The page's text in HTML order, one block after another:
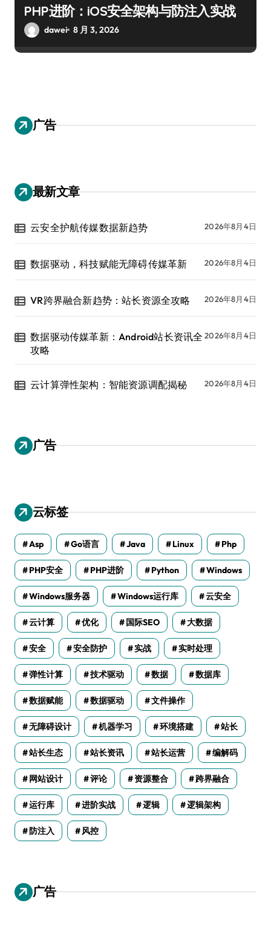
PHP进阶：iOS安全架构与防注入实战
dawei 8 月 3, 2026
广告
最新文章
云安全护航传媒数据新趋势 2026年8月4日
数据驱动，科技赋能无障碍传媒革新 2026年8月4日
VR跨界融合新趋势：站长资源全攻略 2026年8月4日
数据驱动传媒革新：Android站长资讯全
攻略
2026年8月4日
云计算弹性架构：智能资源调配揭秘 2026年8月4日
广告
云标签
Asp Go语言 Java Linux Php
PHP安全 PHP进阶 Python Windows
Windows服务器 Windows运行库 云安全
云计算 优化 国际SEO 大数据
安全 安全防护 实战 实时处理
弹性计算 技术驱动 数据 数据库
数据赋能 数据驱动 文件操作
无障碍设计 机器学习 环境搭建 站长
站长生态 站长资讯 站长运营 编解码
网站设计 评论 资源整合 跨界融合
运行库 进阶实战 逻辑 逻辑架构
防注入 风控
广告